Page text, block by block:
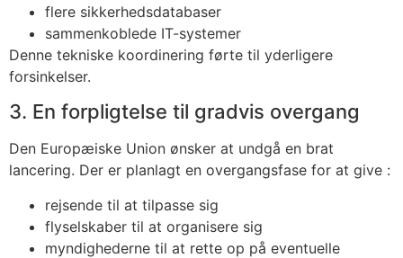
flere sikkerhedsdatabaser
sammenkoblede IT-systemer
Denne tekniske koordinering førte til yderligere
forsinkelser.
3. En forpligtelse til gradvis overgang
Den Europæiske Union ønsker at undgå en brat
lancering. Der er planlagt en overgangsfase for at give :
rejsende til at tilpasse sig
flyselskaber til at organisere sig
myndighederne til at rette op på eventuelle